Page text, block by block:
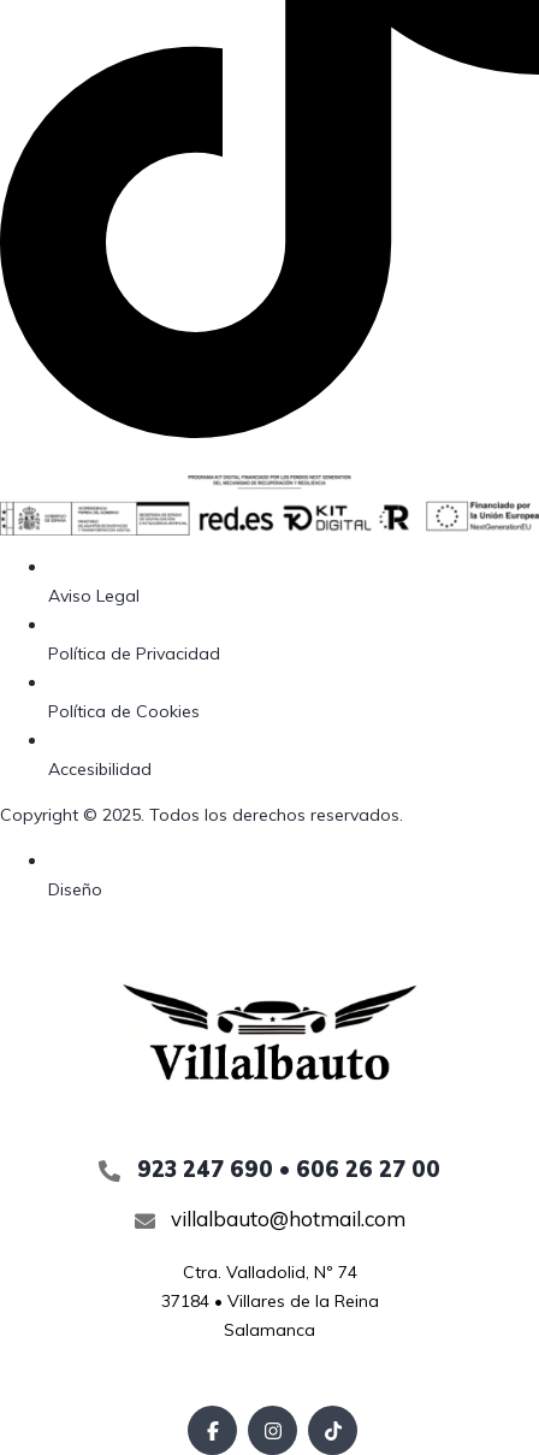
Aviso Legal
Política de Privacidad
Política de Cookies
Accesibilidad
Copyright © 2025. Todos los derechos reservados.
Diseño
923 247 690 • 606 26 27 00
villalbauto@hotmail.com
Ctra. Valladolid, Nº 74
37184 • Villares de la Reina
Salamanca